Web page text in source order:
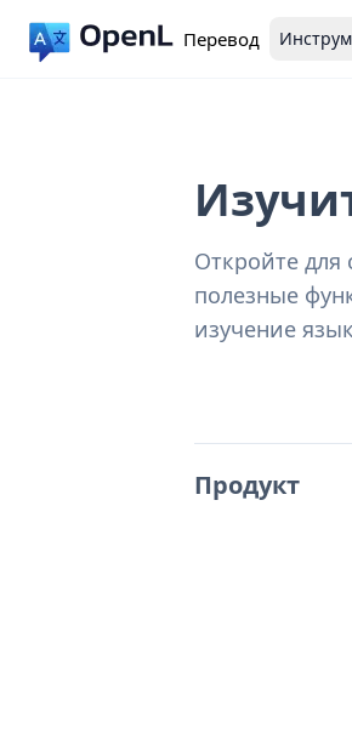
Перевод
Откройте для
полезные
изучение
Продукт